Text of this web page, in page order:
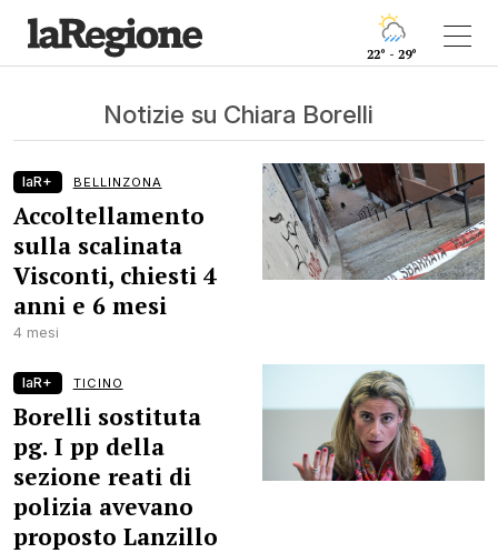
22° - 29°
Notizie su Chiara Borelli
laR+ BELLINZONA
Accoltellamento
sulla scalinata
Visconti, chiesti 4
anni e 6 mesi
4 mesi
laR+ TICINO
Borelli sostituta
pg. I pp della
sezione reati di
polizia avevano
proposto Lanzillo